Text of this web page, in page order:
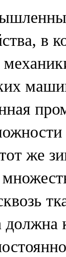
в
же
должна